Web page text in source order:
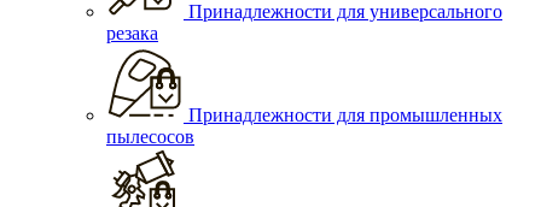
Принадлежности для универсального
резака
Принадлежности для промышленных
пылесосов